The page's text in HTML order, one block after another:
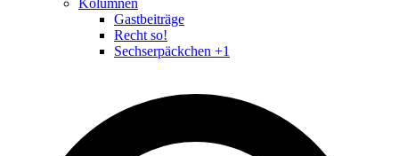
Kolumnen
Gastbeiträge
Recht so!
Sechserpäckchen +1